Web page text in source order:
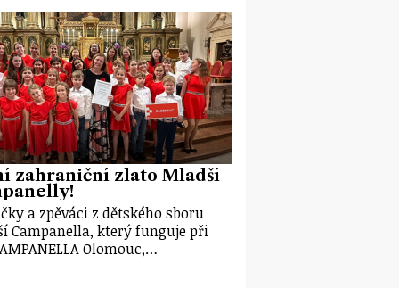
zahraniční zlato Mladší
a zpěváci z dětského sboru
Campanella, který funguje při
Olomouc,…